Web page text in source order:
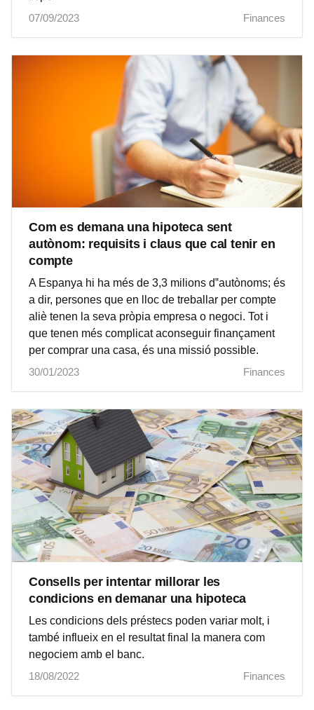
07/09/2023
Finances
Com es demana una hipoteca sent
autònom: requisits i claus que cal tenir en
compte
A Espanya hi ha més de 3,3 milions d‟autònoms; és
a dir, persones que en lloc de treballar per compte
aliè tenen la seva pròpia empresa o negoci. Tot i
que tenen més complicat aconseguir finançament
per comprar una casa, és una missió possible.
30/01/2023
Finances
Consells per intentar millorar les
condicions en demanar una hipoteca
Les condicions dels préstecs poden variar molt, i
també influeix en el resultat final la manera com
negociem amb el banc.
18/08/2022
Finances